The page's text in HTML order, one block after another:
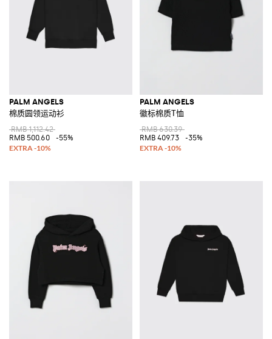
PALM ANGELS
棉质圆领运动衫
RMB 1,112.42
RMB 500.60
-55%
PALM ANGELS
徽标棉质T恤
RMB 630.39
RMB 409.73
-35%